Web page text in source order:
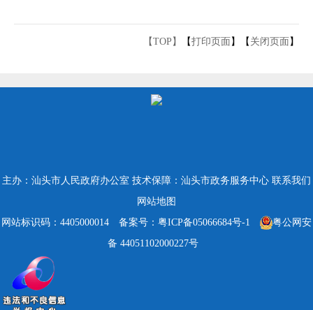
【TOP】 【打印页面】【 关闭页面】
主办：汕头市人民政府办公室 技术保障：汕头市政务服务中心 联系我们
网站地图
网站标识码：4405000014
备案号：粤ICP备05066684号-1
粤公网安
备 44051102000227号